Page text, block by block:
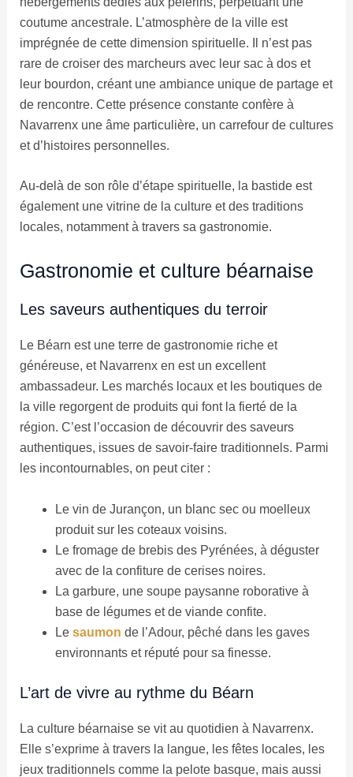
coutume ancestrale. L’atmosphère de la ville est
imprégnée de cette dimension spirituelle. Il n’est pas
rare de croiser des marcheurs avec leur sac à dos et
leur bourdon, créant une ambiance unique de partage et
de rencontre. Cette présence constante confère à
Navarrenx une âme particulière, un carrefour de cultures
et d’histoires personnelles.
Au-delà de son rôle d’étape spirituelle, la bastide est
également une vitrine de la culture et des traditions
locales, notamment à travers sa gastronomie.
Gastronomie et culture béarnaise
Les saveurs authentiques du terroir
Le Béarn est une terre de gastronomie riche et
généreuse, et Navarrenx en est un excellent
ambassadeur. Les marchés locaux et les boutiques de
la ville regorgent de produits qui font la fierté de la
région. C’est l’occasion de découvrir des saveurs
authentiques, issues de savoir-faire traditionnels. Parmi
les incontournables, on peut citer :
Le vin de Jurançon, un blanc sec ou moelleux
produit sur les coteaux voisins.
Le fromage de brebis des Pyrénées, à déguster
avec de la confiture de cerises noires.
La garbure, une soupe paysanne roborative à
base de légumes et de viande confite.
Le saumon de l’Adour, pêché dans les gaves
environnants et réputé pour sa finesse.
L’art de vivre au rythme du Béarn
La culture béarnaise se vit au quotidien à Navarrenx.
Elle s’exprime à travers la langue, les fêtes locales, les
jeux traditionnels comme la pelote basque, mais aussi